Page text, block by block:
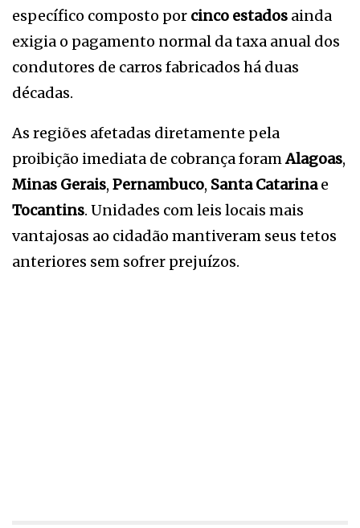
específico composto por cinco estados ainda
exigia o pagamento normal da taxa anual dos
condutores de carros fabricados há duas
décadas.
As regiões afetadas diretamente pela
proibição imediata de cobrança foramAlagoas,
Minas Gerais, Pernambuco, Santa Catarinae
Tocantins. Unidades com leis locais mais
vantajosas ao cidadão mantiveram seus tetos
anteriores sem sofrer prejuízos.